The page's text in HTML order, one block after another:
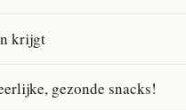
krijgt
gezonde snacks!